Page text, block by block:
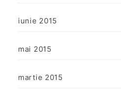
iunie 2015
mai 2015
martie 2015